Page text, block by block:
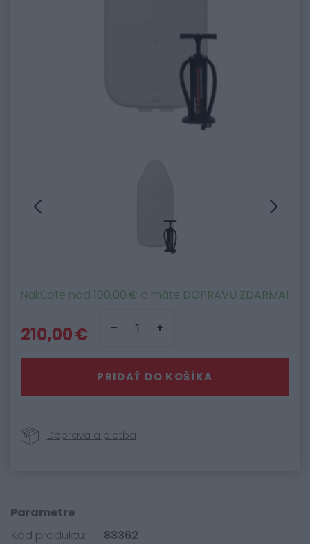
Nakúpte nad 100,00 € a máte DOPRAVU ZDARMA!
210,00 €
PRIDAŤ DO KOŠÍKA
Doprava a platba
Parametre
Kód produktu:
83362